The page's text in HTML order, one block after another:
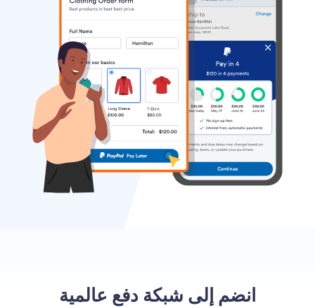
انضم إلى شبكة دفع عالمية